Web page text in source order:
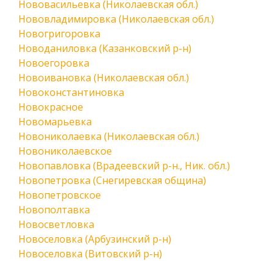
Нововасильевка (Николаевская обл.)
Нововладимировка (Николаевская обл.)
Новогригоровка
Новоданиловка (Казанковский р-н)
Новоегоровка
Новоивановка (Николаевская обл.)
Новоконстантиновка
Новокрасное
Новомарьевка
Новониколаевка (Николаевская обл.)
Новониколаевское
Новопавловка (Врадеевский р-н., Ник. обл.)
Новопетровка (Снегиревская община)
Новопетровское
Новополтавка
Новосветловка
Новоселовка (Арбузинский р-н)
Новоселовка (Витовский р-н)